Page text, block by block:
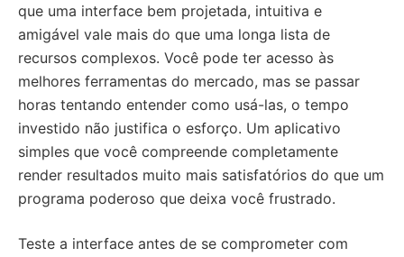
que uma interface bem projetada, intuitiva e
amigável vale mais do que uma longa lista de
recursos complexos. Você pode ter acesso às
melhores ferramentas do mercado, mas se passar
horas tentando entender como usá-las, o tempo
investido não justifica o esforço. Um aplicativo
simples que você compreende completamente
render resultados muito mais satisfatórios do que um
programa poderoso que deixa você frustrado.
Teste a interface antes de se comprometer com